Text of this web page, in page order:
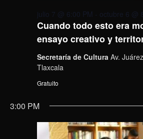
Cuando todo esto era
ensayo creativo y
julio 7 @ 6:00 PM - octubre 6 @
Secretaría de Cultura Av.
Tlaxcala
Gratuito
3:00 PM